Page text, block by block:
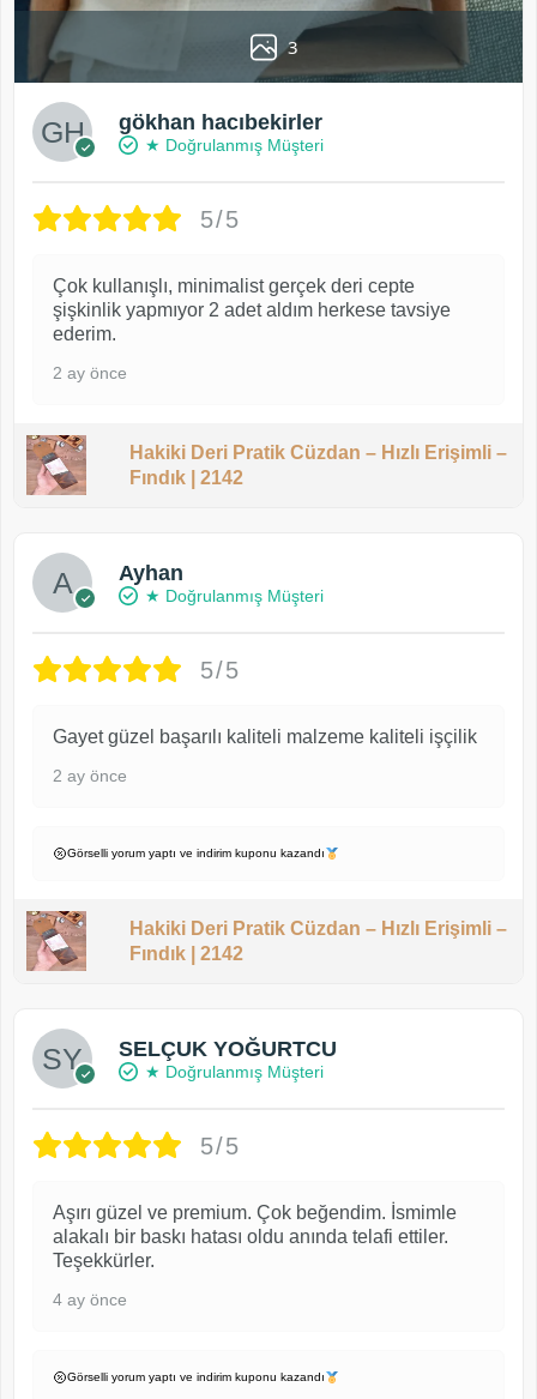
3
gökhan hacıbekirler
★ Doğrulanmış Müşteri
5/5
Çok kullanışlı, minimalist gerçek deri cepte
şişkinlik yapmıyor 2 adet aldım herkese tavsiye
ederim.
2 ay önce
Hakiki Deri Pratik Cüzdan – Hızlı Erişimli –
Fındık | 2142
Ayhan
★ Doğrulanmış Müşteri
5/5
Gayet güzel başarılı kaliteli malzeme kaliteli işçilik
2 ay önce
Görselli yorum yaptı ve indirim kuponu kazandı
Hakiki Deri Pratik Cüzdan – Hızlı Erişimli –
Fındık | 2142
SELÇUK YOĞURTCU
★ Doğrulanmış Müşteri
5/5
Aşırı güzel ve premium. Çok beğendim. İsmimle
alakalı bir baskı hatası oldu anında telafi ettiler.
Teşekkürler.
4 ay önce
Görselli yorum yaptı ve indirim kuponu kazandı